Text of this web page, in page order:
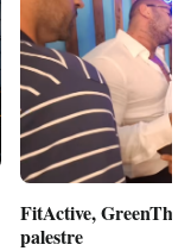
FitActive,
palestre